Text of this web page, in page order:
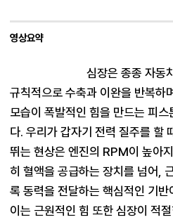
영상요약
심장은 종종 자동
규칙적으로 수축과 이완을 반복하
모습이 폭발적인 힘을 만드는 피스
다. 우리가 갑자기 전력 질주를 할
뛰는 현상은 엔진의 RPM이 높아
히 혈액을 공급하는 장치를 넘어,
록 동력을 전달하는 핵심적인 기
이는 근원적인 힘 또한 심장이 적